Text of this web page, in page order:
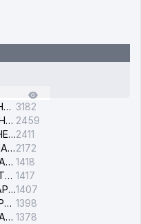
ЯШНАБАДСКАЯ АВАРИЙНАЯ СЛУЖБА ЭЛЕКТРОСЕТИ 3182
ЧИЛАНЗАРСКАЯ АВАРИЙНАЯ СЛУЖБА ЭЛЕКТРОСЕТИ 2459
ТЕЛЕФОНЫ ДОВЕРИЯ ГЕНЕРАЛЬНОЙ ПРОКУРАТУРЫ РЕСПУБЛИКИ УЗБЕКИСТАН2411
АЛМАЗАРСКАЯ АВАРИЙНАЯ СЛУЖБА ЭЛЕКТРОСЕТИ2172
УЧТЕПИНСКАЯ АВАРИЙНАЯ СЛУЖБА ЭЛЕКТРОСЕТИ 1418
TOSHKENT SHAHAR ELEKTR TARMOQLARI KORXONASI АО 1417
ШАЙХАНТАХУРСКАЯ АВАРИЙНАЯ СЛУЖБА ЭЛЕКТРОСЕТИ1407
САМАРКАНД ЭЛЕКТР ТАРМОКЛАРИ АО 1398
SURHONDARYO ELEKTR TARMOKLARI АО 1378